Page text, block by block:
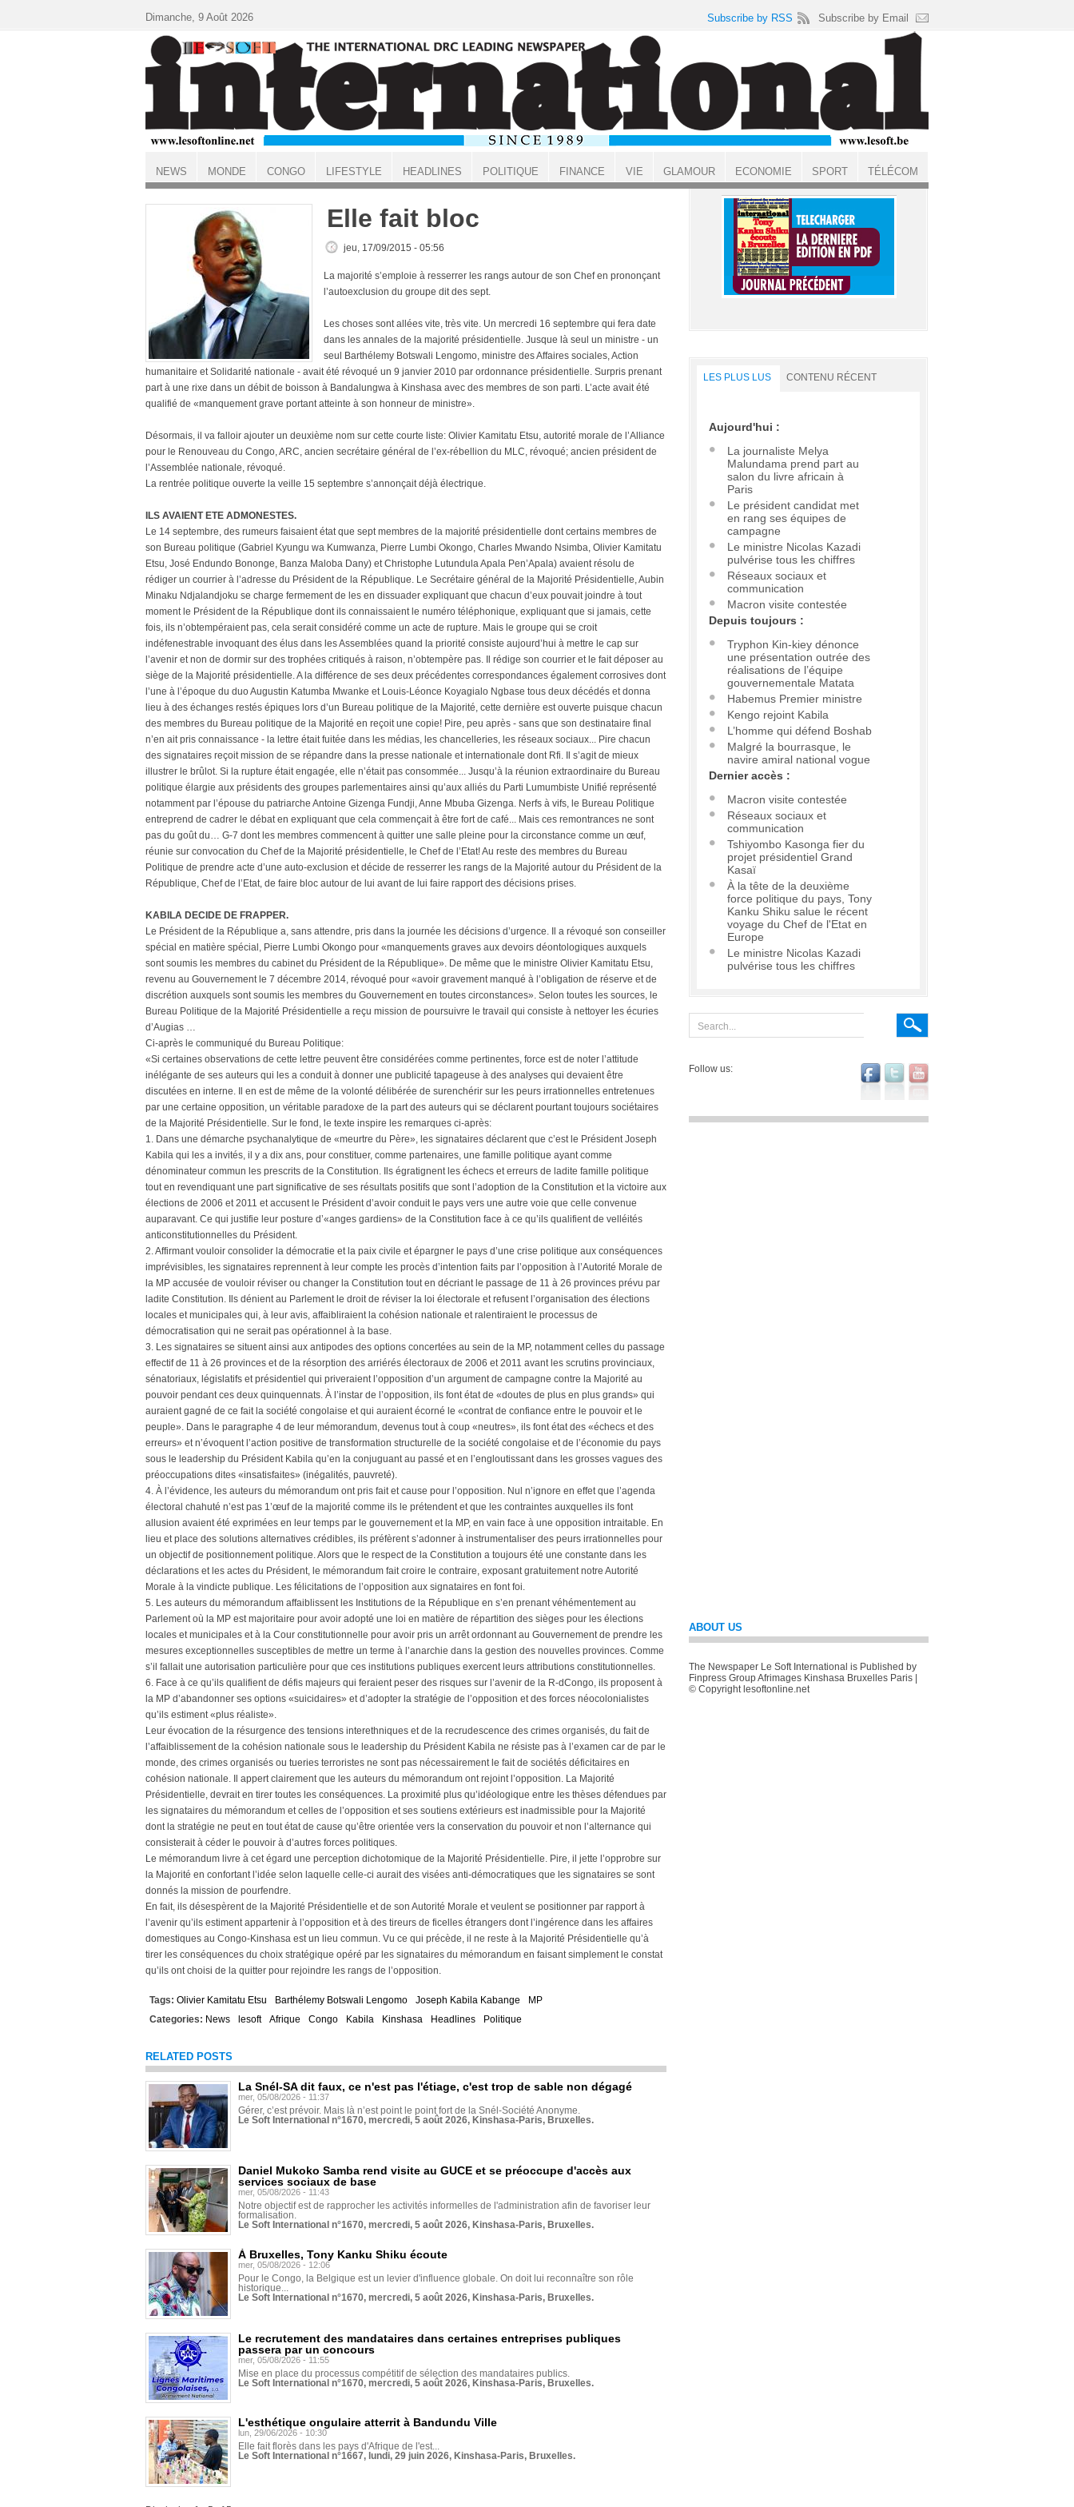
ACCUEIL
Elle fait bloc
jeu, 17/09/2015 - 05:56
La majorité s’emploie à resserrer les rangs autour de son Chef en prononçant
l’autoexclusion du groupe dit des sept.
Les choses sont allées vite, très vite. Un mercredi 16 septembre qui fera date
dans les annales de la majorité présidentielle. Jusque là seul un ministre - un
seul Barthélemy Botswali Lengomo, ministre des Affaires sociales, Action
humanitaire et Solidarité nationale - avait été révoqué un 9 janvier 2010 par ordonnance présidentielle. Surpris prenant
part à une rixe dans un débit de boisson à Bandalungwa à Kinshasa avec des membres de son parti. L’acte avait été
qualifié de «manquement grave portant atteinte à son honneur de ministre».
Désormais, il va falloir ajouter un deuxième nom sur cette courte liste: Olivier Kamitatu Etsu, autorité morale de l’Alliance
pour le Renouveau du Congo, ARC, ancien secrétaire général de l’ex-rébellion du MLC, révoqué; ancien président de
l’Assemblée nationale, révoqué.
La rentrée politique ouverte la veille 15 septembre s’annonçait déjà électrique.
ILS AVAIENT ETE ADMONESTES.
Le 14 septembre, des rumeurs faisaient état que sept membres de la majorité présidentielle dont certains membres de
son Bureau politique (Gabriel Kyungu wa Kumwanza, Pierre Lumbi Okongo, Charles Mwando Nsimba, Olivier Kamitatu
Etsu, José Endundo Bononge, Banza Maloba Dany) et Christophe Lutundula Apala Pen’Apala) avaient résolu de
rédiger un courrier à l’adresse du Président de la République. Le Secrétaire général de la Majorité Présidentielle, Aubin
Minaku Ndjalandjoku se charge fermement de les en dissuader expliquant que chacun d’eux pouvait joindre à tout
moment le Président de la République dont ils connaissaient le numéro téléphonique, expliquant que si jamais, cette
fois, ils n’obtempéraient pas, cela serait considéré comme un acte de rupture. Mais le groupe qui se croit
indéfenestrable invoquant des élus dans les Assemblées quand la priorité consiste aujourd’hui à mettre le cap sur
l’avenir et non de dormir sur des trophées critiqués à raison, n’obtempère pas. Il rédige son courrier et le fait déposer au
siège de la Majorité présidentielle. A la différence de ses deux précédentes correspondances également corrosives dont
l’une à l’époque du duo Augustin Katumba Mwanke et Louis-Léonce Koyagialo Ngbase tous deux décédés et donna
lieu à des échanges restés épiques lors d’un Bureau politique de la Majorité, cette dernière est ouverte puisque chacun
des membres du Bureau politique de la Majorité en reçoit une copie! Pire, peu après - sans que son destinataire final
n’en ait pris connaissance - la lettre était fuitée dans les médias, les chancelleries, les réseaux sociaux... Pire chacun
des signataires reçoit mission de se répandre dans la presse nationale et internationale dont Rfi. Il s’agit de mieux
illustrer le brûlot. Si la rupture était engagée, elle n’était pas consommée... Jusqu’à la réunion extraordinaire du Bureau
politique élargie aux présidents des groupes parlementaires ainsi qu’aux alliés du Parti Lumumbiste Unifié représenté
notamment par l’épouse du patriarche Antoine Gizenga Fundji, Anne Mbuba Gizenga. Nerfs à vifs, le Bureau Politique
entreprend de cadrer le débat en expliquant que cela commençait à être fort de café... Mais ces remontrances ne sont
pas du goût du… G-7 dont les membres commencent à quitter une salle pleine pour la circonstance comme un œuf,
réunie sur convocation du Chef de la Majorité présidentielle, le Chef de l’Etat! Au reste des membres du Bureau
Politique de prendre acte d’une auto-exclusion et décide de resserrer les rangs de la Majorité autour du Président de la
République, Chef de l’Etat, de faire bloc autour de lui avant de lui faire rapport des décisions prises.
KABILA DECIDE DE FRAPPER.
Le Président de la République a, sans attendre, pris dans la journée les décisions d’urgence. Il a révoqué son conseiller
spécial en matière spécial, Pierre Lumbi Okongo pour «manquements graves aux devoirs déontologiques auxquels
sont soumis les membres du cabinet du Président de la République». De même que le ministre Olivier Kamitatu Etsu,
revenu au Gouvernement le 7 décembre 2014, révoqué pour «avoir gravement manqué à l’obligation de réserve et de
discrétion auxquels sont soumis les membres du Gouvernement en toutes circonstances». Selon toutes les sources, le
Bureau Politique de la Majorité Présidentielle a reçu mission de poursuivre le travail qui consiste à nettoyer les écuries
d’Augias …
Ci-après le communiqué du Bureau Politique:
«Si certaines observations de cette lettre peuvent être considérées comme pertinentes, force est de noter l’attitude
inélégante de ses auteurs qui les a conduit à donner une publicité tapageuse à des analyses qui devaient être
discutées en interne. Il en est de même de la volonté délibérée de surenchérir sur les peurs irrationnelles entretenues
par une certaine opposition, un véritable paradoxe de la part des auteurs qui se déclarent pourtant toujours sociétaires
de la Majorité Présidentielle. Sur le fond, le texte inspire les remarques ci-après:
1. Dans une démarche psychanalytique de «meurtre du Père», les signataires déclarent que c’est le Président Joseph
Kabila qui les a invités, il y a dix ans, pour constituer, comme partenaires, une famille politique ayant comme
dénominateur commun les prescrits de la Constitution. Ils égratignent les échecs et erreurs de ladite famille politique
tout en revendiquant une part significative de ses résultats positifs que sont l’adoption de la Constitution et la victoire aux
élections de 2006 et 2011 et accusent le Président d’avoir conduit le pays vers une autre voie que celle convenue
auparavant. Ce qui justifie leur posture d’«anges gardiens» de la Constitution face à ce qu’ils qualifient de velléités
anticonstitutionnelles du Président.
2. Affirmant vouloir consolider la démocratie et la paix civile et épargner le pays d’une crise politique aux conséquences
imprévisibles, les signataires reprennent à leur compte les procès d’intention faits par l’opposition à l’Autorité Morale de
la MP accusée de vouloir réviser ou changer la Constitution tout en décriant le passage de 11 à 26 provinces prévu par
ladite Constitution. Ils dénient au Parlement le droit de réviser la loi électorale et refusent l’organisation des élections
locales et municipales qui, à leur avis, affaibliraient la cohésion nationale et ralentiraient le processus de
démocratisation qui ne serait pas opérationnel à la base.
3. Les signataires se situent ainsi aux antipodes des options concertées au sein de la MP, notamment celles du passage
effectif de 11 à 26 provinces et de la résorption des arriérés électoraux de 2006 et 2011 avant les scrutins provinciaux,
sénatoriaux, législatifs et présidentiel qui priveraient l’opposition d’un argument de campagne contre la Majorité au
pouvoir pendant ces deux quinquennats. À l’instar de l’opposition, ils font état de «doutes de plus en plus grands» qui
auraient gagné de ce fait la société congolaise et qui auraient écorné le «contrat de confiance entre le pouvoir et le
peuple». Dans le paragraphe 4 de leur mémorandum, devenus tout à coup «neutres», ils font état des «échecs et des
erreurs» et n’évoquent l’action positive de transformation structurelle de la société congolaise et de l’économie du pays
sous le leadership du Président Kabila qu’en la conjuguant au passé et en l’engloutissant dans les grosses vagues des
préoccupations dites «insatisfaites» (inégalités, pauvreté).
4. À l’évidence, les auteurs du mémorandum ont pris fait et cause pour l’opposition. Nul n’ignore en effet que l’agenda
électoral chahuté n’est pas 1’œuf de la majorité comme ils le prétendent et que les contraintes auxquelles ils font
allusion avaient été exprimées en leur temps par le gouvernement et la MP, en vain face à une opposition intraitable. En
lieu et place des solutions alternatives crédibles, ils préfèrent s’adonner à instrumentaliser des peurs irrationnelles pour
un objectif de positionnement politique. Alors que le respect de la Constitution a toujours été une constante dans les
déclarations et les actes du Président, le mémorandum fait croire le contraire, exposant gratuitement notre Autorité
Morale à la vindicte publique. Les félicitations de l’opposition aux signataires en font foi.
5. Les auteurs du mémorandum affaiblissent les Institutions de la République en s’en prenant véhémentement au
Parlement où la MP est majoritaire pour avoir adopté une loi en matière de répartition des sièges pour les élections
locales et municipales et à la Cour constitutionnelle pour avoir pris un arrêt ordonnant au Gouvernement de prendre les
mesures exceptionnelles susceptibles de mettre un terme à l’anarchie dans la gestion des nouvelles provinces. Comme
s’il fallait une autorisation particulière pour que ces institutions publiques exercent leurs attributions constitutionnelles.
6. Face à ce qu’ils qualifient de défis majeurs qui feraient peser des risques sur l’avenir de la R-dCongo, ils proposent à
la MP d’abandonner ses options «suicidaires» et d’adopter la stratégie de l’opposition et des forces néocolonialistes
qu’ils estiment «plus réaliste».
Leur évocation de la résurgence des tensions interethniques et de la recrudescence des crimes organisés, du fait de
l’affaiblissement de la cohésion nationale sous le leadership du Président Kabila ne résiste pas à l’examen car de par le
monde, des crimes organisés ou tueries terroristes ne sont pas nécessairement le fait de sociétés déficitaires en
cohésion nationale. Il appert clairement que les auteurs du mémorandum ont rejoint l’opposition. La Majorité
Présidentielle, devrait en tirer toutes les conséquences. La proximité plus qu’idéologique entre les thèses défendues par
les signataires du mémorandum et celles de l’opposition et ses soutiens extérieurs est inadmissible pour la Majorité
dont la stratégie ne peut en tout état de cause qu’être orientée vers la conservation du pouvoir et non l’alternance qui
consisterait à céder le pouvoir à d’autres forces politiques.
Le mémorandum livre à cet égard une perception dichotomique de la Majorité Présidentielle. Pire, il jette l’opprobre sur
la Majorité en confortant l’idée selon laquelle celle-ci aurait des visées anti-démocratiques que les signataires se sont
donnés la mission de pourfendre.
En fait, ils désespèrent de la Majorité Présidentielle et de son Autorité Morale et veulent se positionner par rapport à
l’avenir qu’ils estiment appartenir à l’opposition et à des tireurs de ficelles étrangers dont l’ingérence dans les affaires
domestiques au Congo-Kinshasa est un lieu commun. Vu ce qui précède, il ne reste à la Majorité Présidentielle qu’à
tirer les conséquences du choix stratégique opéré par les signataires du mémorandum en faisant simplement le constat
qu’ils ont choisi de la quitter pour rejoindre les rangs de l’opposition.
Tags: Olivier Kamitatu Etsu Barthélemy Botswali Lengomo Joseph Kabila Kabange
MP
Categories: News lesoft Afrique Congo Kabila Kinshasa Headlines Politique
RELATED POSTS
La Snél-SA dit faux, ce n'est pas l'étiage, c'est trop de sable non dégagé
mer, 05/08/2026 - 11:37
Gérer, c’est prévoir. Mais là n’est point le point fort de la Snél-Société Anonyme.
Le Soft International n°1670, mercredi, 5 août 2026, Kinshasa-Paris, Bruxelles.
Daniel Mukoko Samba rend visite au GUCE et se préoccupe d'accès aux
services sociaux de base
mer, 05/08/2026 - 11:43
Notre objectif est de rapprocher les activités informelles de l'administration afin de favoriser leur
formalisation.
Le Soft International n°1670, mercredi, 5 août 2026, Kinshasa-Paris, Bruxelles.
À Bruxelles, Tony Kanku Shiku écoute
mer, 05/08/2026 - 12:06
Pour le Congo, la Belgique est un levier d'influence globale. On doit lui reconnaître son rôle
historique...
Le Soft International n°1670, mercredi, 5 août 2026, Kinshasa-Paris, Bruxelles.
Le recrutement des mandataires dans certaines entreprises publiques
passera par un concours
mer, 05/08/2026 - 11:55
Mise en place du processus compétitif de sélection des mandataires publics.
Le Soft International n°1670, mercredi, 5 août 2026, Kinshasa-Paris, Bruxelles.
L'esthétique ongulaire atterrit à Bandundu Ville
lun, 29/06/2026 - 10:30
Elle fait florès dans les pays d'Afrique de l'est...
Le Soft International n°1667, lundi, 29 juin 2026, Kinshasa-Paris, Bruxelles.
LES PLUS LUS CONTENU RÉCENT
Aujourd'hui :
La journaliste Melya
Malundama prend part au
salon du livre africain à
Paris
Le président candidat met
en rang ses équipes de
campagne
Le ministre Nicolas Kazadi
pulvérise tous les chiffres
Réseaux sociaux et
communication
Macron visite contestée
Depuis toujours :
Tryphon Kin-kiey dénonce
une présentation outrée des
réalisations de l’équipe
gouvernementale Matata
Habemus Premier ministre
Kengo rejoint Kabila
L’homme qui défend Boshab
Malgré la bourrasque, le
navire amiral national vogue
Dernier accès :
Macron visite contestée
Réseaux sociaux et
communication
Tshiyombo Kasonga fier du
projet présidentiel Grand
Kasaï
À la tête de la deuxième
force politique du pays, Tony
Kanku Shiku salue le récent
voyage du Chef de l'Etat en
Europe
Le ministre Nicolas Kazadi
pulvérise tous les chiffres
Follow us:
ABOUT US
The Newspaper Le Soft International is Published by
Finpress Group Afrimages Kinshasa Bruxelles Paris |
© Copyright lesoftonline.net
Dimanche, 9 Août 2026 Subscribe by RSS Subscribe by Email
NEWS MONDE CONGO LIFESTYLE HEADLINES POLITIQUE FINANCE VIE GLAMOUR ECONOMIE SPORT TÉLÉCOM